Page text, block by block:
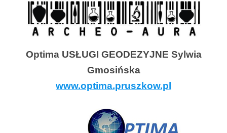
Optima USŁUGI GEODEZYJNE Sylwia
Gmosińska
www.optima.pruszkow.pl